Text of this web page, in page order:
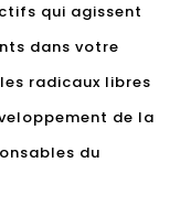
qui agissent
dans votre
radicaux libres
de la
du